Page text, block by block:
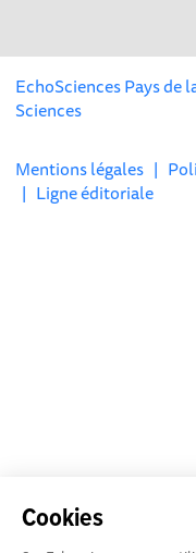
Cookies
EchoSciences Pays de
Sciences
Mentions légales |
| Ligne éditoriale